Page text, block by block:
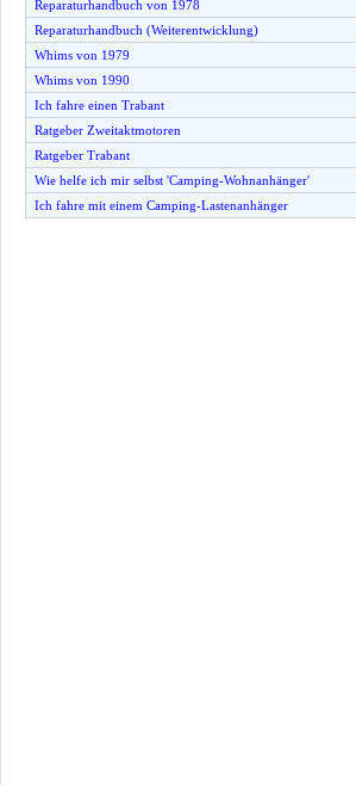
Reparaturhandbuch von 1978
Reparaturhandbuch (Weiterentwicklung)
Whims von 1979
Whims von 1990
Ich fahre einen Trabant
Ratgeber Zweitaktmotoren
Ratgeber Trabant
Wie helfe ich mir selbst 'Camping-Wohnanhänger'
Ich fahre mit einem Camping-Lastenanhänger